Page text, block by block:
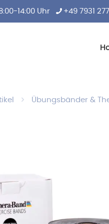
14:00 Uhr +49 7931
Übungsbänder &